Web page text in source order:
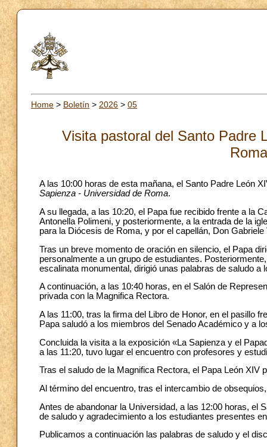
Home > Boletín > 2026 > 05
Visita pastoral del Santo Padre
A las 10:00 horas de esta mañana, el Santo Padre León
Sapienza - Universidad de Roma.
A su llegada, a las 10:20, el Papa fue recibido frente a la
Antonella Polimeni, y posteriormente, a la entrada de la
para la Diócesis de Roma, y por el capellán, Don Gabriele
Tras un breve momento de oración en silencio, el Papa
personalmente a un grupo de estudiantes.
escalinata monumental, dirigió unas palabras de saludo a
A continuación, a las 10:40 horas, en el Salón de
privada con la Magnifica Rectora.
A las 11:00, tras la firma del Libro de Honor, en el pasillo
Papa saludó a los miembros del Senado Académico y a
Concluida la visita a la exposición «La Sapienza y el
a las 11:20, tuvo lugar el encuentro con profesores y
Tras el saludo de la Magnifica Rectora, el Papa León XIV
Al término del encuentro, tras el intercambio de
Antes de abandonar la Universidad, a las 12:00 horas, el
de saludo y agradecimiento a los estudiantes presentes
Publicamos a continuación las palabras de saludo y el